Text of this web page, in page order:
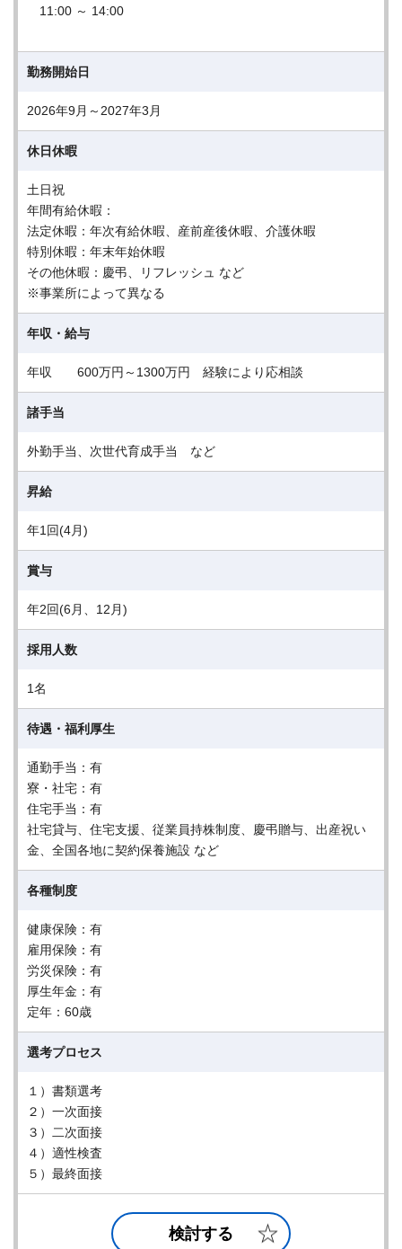
11:00 ～ 14:00
勤務開始日
2026年9月～2027年3月
休日休暇
土日祝
年間有給休暇：
法定休暇：年次有給休暇、産前産後休暇、介護休暇
特別休暇：年末年始休暇
その他休暇：慶弔、リフレッシュ など
※事業所によって異なる
年収・給与
年収 600万円～1300万円 経験により応相談
諸手当
外勤手当、次世代育成手当 など
昇給
年1回(4月)
賞与
年2回(6月、12月)
採用人数
1名
待遇・福利厚生
通勤手当：有
寮・社宅：有
住宅手当：有
社宅貸与、住宅支援、従業員持株制度、慶弔贈与、出産祝い
金、全国各地に契約保養施設 など
各種制度
健康保険：有
雇用保険：有
労災保険：有
厚生年金：有
定年：60歳
選考プロセス
１）書類選考
２）一次面接
３）二次面接
４）適性検査
５）最終面接
検討する